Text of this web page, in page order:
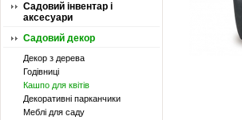
Садовий інвентар і
аксесуари
Садовий декор
Декор з дерева
Годівниці
Кашпо для квітів
Декоративні парканчики
Меблі для саду